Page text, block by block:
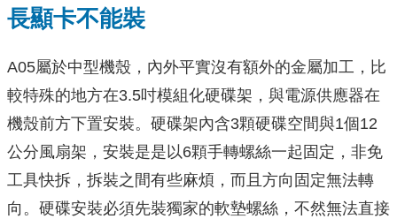
長顯卡不能裝
A05屬於中型機殼，內外平實沒有額外的金屬加工，比
較特殊的地方在3.5吋模組化硬碟架，與電源供應器在
機殼前方下置安裝。硬碟架內含3顆硬碟空間與1個12
公分風扇架，安裝是是以6顆手轉螺絲一起固定，非免
工具快拆，拆裝之間有些麻煩，而且方向固定無法轉
向。硬碟安裝必須先裝獨家的軟墊螺絲，不然無法直接